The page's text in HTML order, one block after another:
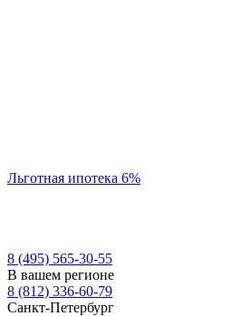
Льготная ипотека 6%
8 (495) 565-30-55
В вашем регионе
8 (812) 336-60-79
Санкт-Петербург